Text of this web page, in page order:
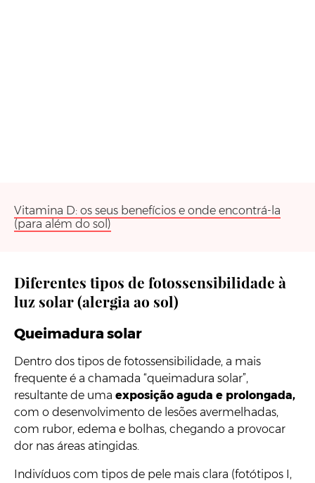
Vitamina D: os seus benefícios e onde encontrá-la
(para além do sol)
Diferentes tipos de fotossensibilidade à
luz solar (alergia ao sol)
Queimadura solar
Dentro dos tipos de fotossensibilidade, a mais
frequente é a chamada “queimadura solar”,
resultante de uma exposição aguda e prolongada,
com o desenvolvimento de lesões avermelhadas,
com rubor, edema e bolhas, chegando a provocar
dor nas áreas atingidas.
Indivíduos com tipos de pele mais clara (fotótipos I,